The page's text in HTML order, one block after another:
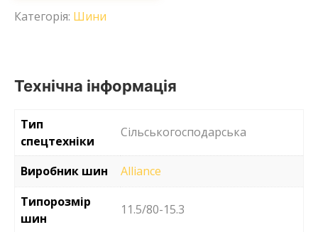
Категорія: Шини
Технічна інформація
Тип
спецтехніки
Сільськогосподарська
Виробник шин
Alliance
Типорозмір
шин
11.5/80-15.3